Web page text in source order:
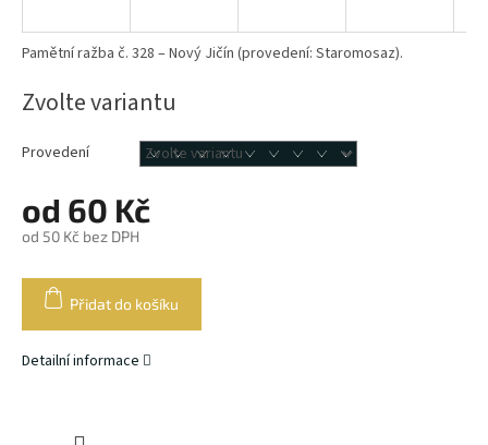
od 60 Kč
od 50 Kč bez DPH
cena:
Zvolte variantu
Provedení
Přidat do košíku
Pamětní ražba č. 328 – Nový Jičín (provedení: Staromosaz).
Detailní informace